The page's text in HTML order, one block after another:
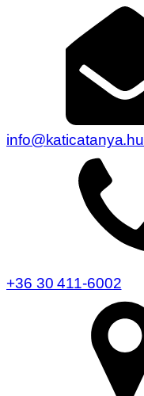
info@katicatanya.hu
+36 30 411-6002